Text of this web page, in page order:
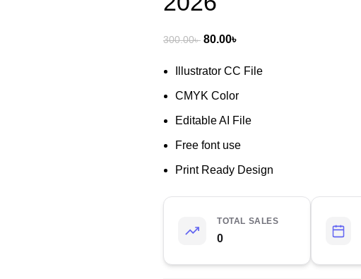
300.00৳ 80.00৳
Illustrator CC File
CMYK Color
Editable AI File
Free font use
Print Ready Design
TOTAL SALES
0